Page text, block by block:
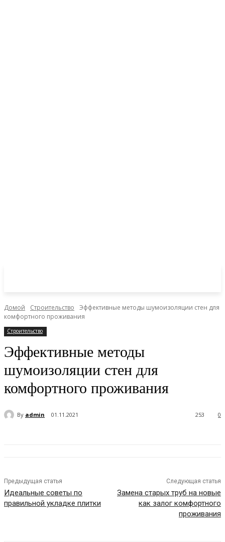
Домой Строительство
Эффективные методы шумоизоляции стен для
комфортного проживания
Строительство
Эффективные методы
шумоизоляции стен для
комфортного проживания
By admin 01.11.2021 0
253
Предыдущая статья
Идеальные советы по
правильной укладке плитки
Следующая статья
Замена старых труб на новые
как залог комфортного
проживания